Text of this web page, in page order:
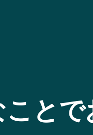
と